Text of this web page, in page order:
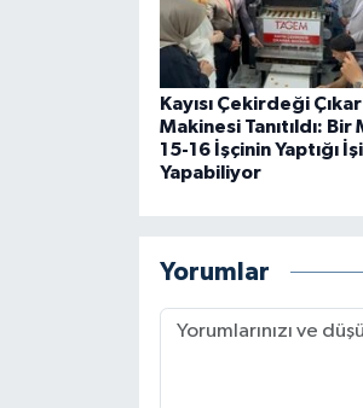
Kayısı Çekirdeği
Makinesi Tanıtıldı: Bir
15-16 İşçinin Yaptığı İşi
Yapabiliyor
Yorumlar